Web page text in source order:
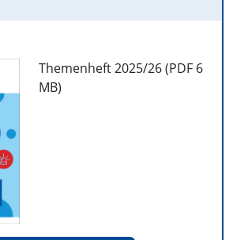
Themenheft 2025/26 (PDF6
MB)